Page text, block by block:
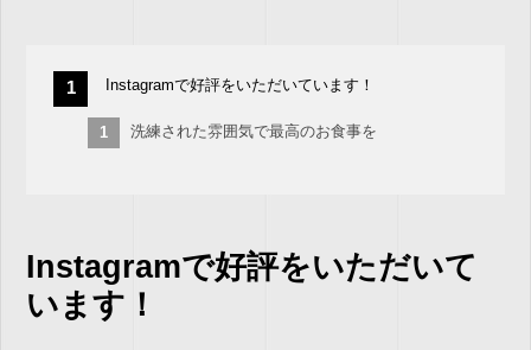
Instagramで好評をいただいています！
洗練された雰囲気で最高のお食事を
Instagramで好評をいただいて
います！